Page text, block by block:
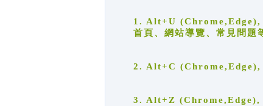
1. Alt+U (Chrome,Edge),
首頁、網站導覽、常見問題
2. Alt+C (Chrome,Edge),
3. Alt+Z (Chrome,Edge),